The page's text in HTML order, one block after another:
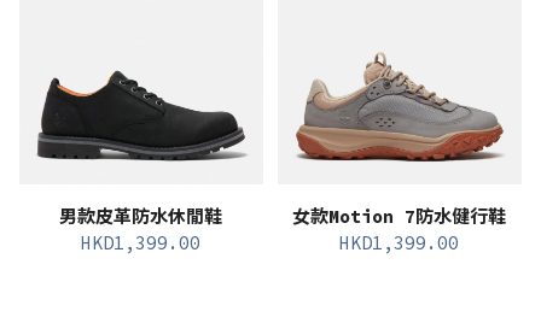
男款皮革防水休閒鞋
HKD1,399.00
女款Motion 7防水健行鞋
HKD1,399.00